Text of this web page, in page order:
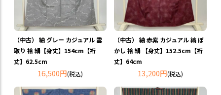
（中古） 紬 グレー カジュアル 雲
取り 袷 絹【身丈】154cm【裄
丈】62.5cm
16,500円(税込)
（中古） 紬 赤紫 カジュアル 縞 ぼ
かし 袷 絹 【身丈】152.5cm【裄
丈】64cm
13,200円(税込)